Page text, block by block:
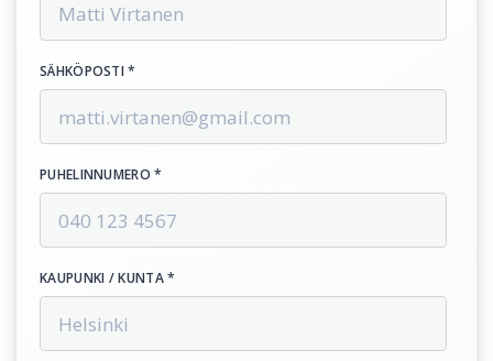
SÄHKÖPOSTI *
PUHELINNUMERO *
KAUPUNKI / KUNTA *